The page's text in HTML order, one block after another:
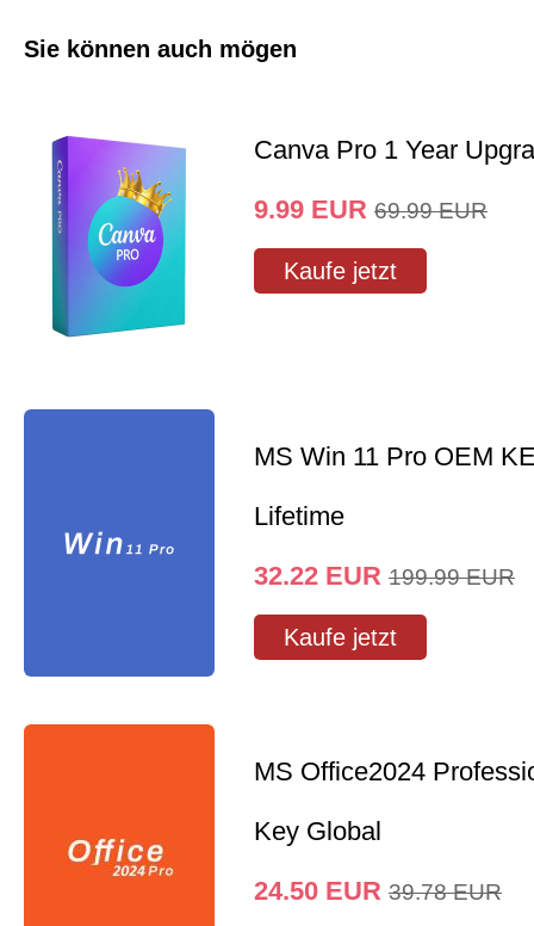
Sie können auch mögen
Canva Pro 1 Year
9.99 EUR 69.99 EUR
Kaufe jetzt
MS Win 11 Pro OEM
Lifetime
32.22 EUR 199.99 EUR
Kaufe jetzt
MS Office2024
Key Global
24.50 EUR 39.78 EUR